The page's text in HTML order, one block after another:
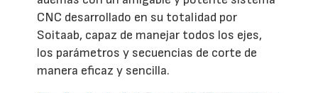
CNC desarrollado en su totalidad por
Soitaab, capaz de manejar todos los ejes,
los parámetros y secuencias de corte de
manera eficaz y sencilla.